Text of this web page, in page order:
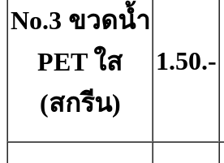
No.3 ขวดน้ำ
PET ใส
(สกรีน)
1.50.-